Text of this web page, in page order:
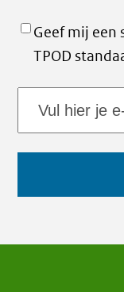
Geef mij een
TPOD